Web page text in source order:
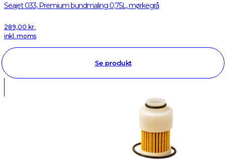
Seajet 033, Premium bundmaling 0,75L, mørkegrå
289,00 kr.
inkl. moms
Se produkt